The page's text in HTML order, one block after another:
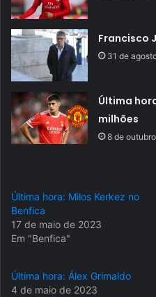
Francisco
31 de
Última
milhões
8 de
Última hora: Milos Kerkez no
Benfica
17 de maio de 2023
Em "Benfica"
Última hora: Álex Grimaldo
4 de maio de 2023